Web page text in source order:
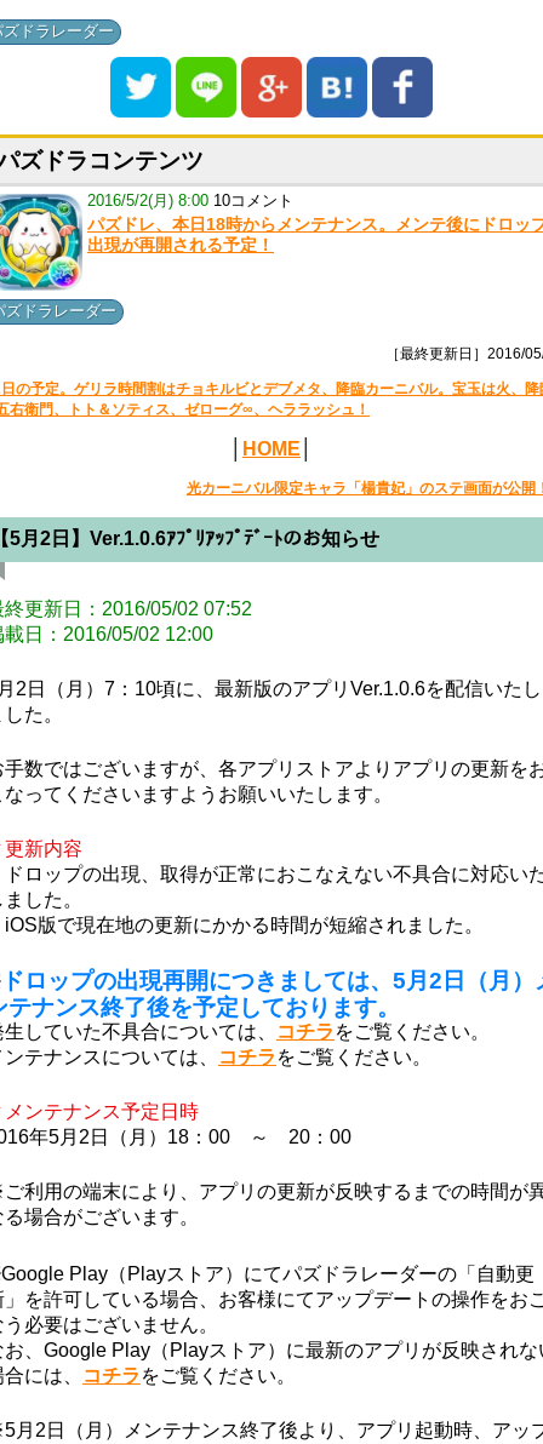
ズドラレーダー
ズドラコンテンツ
2016/5/2(月) 8:00 10コメント
パズドレ、本日18時からメンテナンス。メンテ後にドロッ
出現が再開される予定！
ズドラレーダー
［最終更新日］2016/
の予定。ゲリラ時間割はチョキルビとデブメタ、降臨カーニバル。宝玉は火、降
右衛門、トト＆ソティス、ゼローグ∞、ヘララッシュ！
HOME
光カーニバル限定キャラ「楊貴妃」のステ画面が公開！
5月2日】Ver.1.0.6ｱﾌﾟﾘｱｯﾌﾟﾃﾞｰﾄのお知らせ
終更新日：2016/05/02 07:52
載日：2016/05/02 12:00
2日（月）7：10頃に、最新版のアプリVer.1.0.6を配信いたし
た。
手数ではございますが、各アプリストアよりアプリの更新を
なってくださいますようお願いいたします。
新内容
ドロップの出現、取得が正常におこなえない不具合に対応い
した。
iOS版で現在地の更新にかかる時間が短縮されました。
ドロップの出現再開につきましては、5月2日（月）
テナンス終了後を予定しております。
生していた不具合については、 コチラ をご覧ください。
ンテナンスについては、
コチラ をご覧ください。
ンテナンス予定日時
年5月2日（月）18：00 ～ 20：00
利用の端末により、アプリの更新が反映するまでの時間が
る場合がございます。
Play（Playストア）にてパズドラレーダーの「自動更
」を許可している場合、お客様にてアップデートの操作をおこ
う必要はございません。
お、Google Play（Playストア）に最新のアプリが反映されな
には、
コチラ をご覧ください。
月2日（月）メンテナンス終了後より、アプリ起動時、アッ